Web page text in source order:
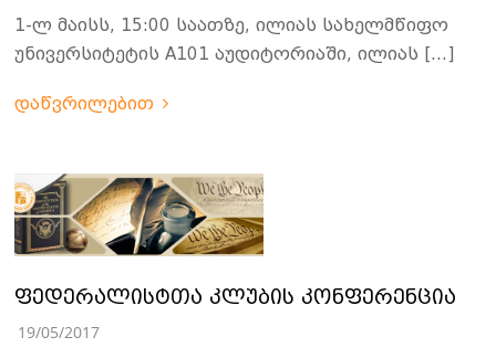
1-ლ მაისს, 15:00 საათზე, ილიას სახელმწიფო
უნივერსიტეტის A101 აუდიტორიაში, ილიას […]
დაწვრილებით
ფედერალისტთა კლუბის კონფერენცია
19/05/2017